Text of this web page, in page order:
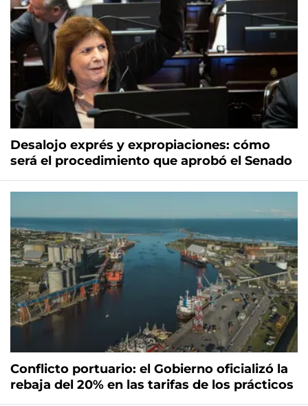
Desalojo exprés y expropiaciones: cómo
será el procedimiento que aprobó el Senado
Conflicto portuario: el Gobierno oficializó la
rebaja del 20% en las tarifas de los prácticos